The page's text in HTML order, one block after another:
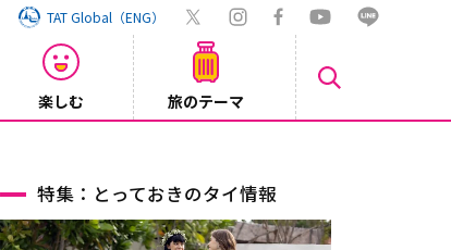
TAT Global（ENG）
楽しむ 旅のテーマ
特集：とっておきのタイ情報